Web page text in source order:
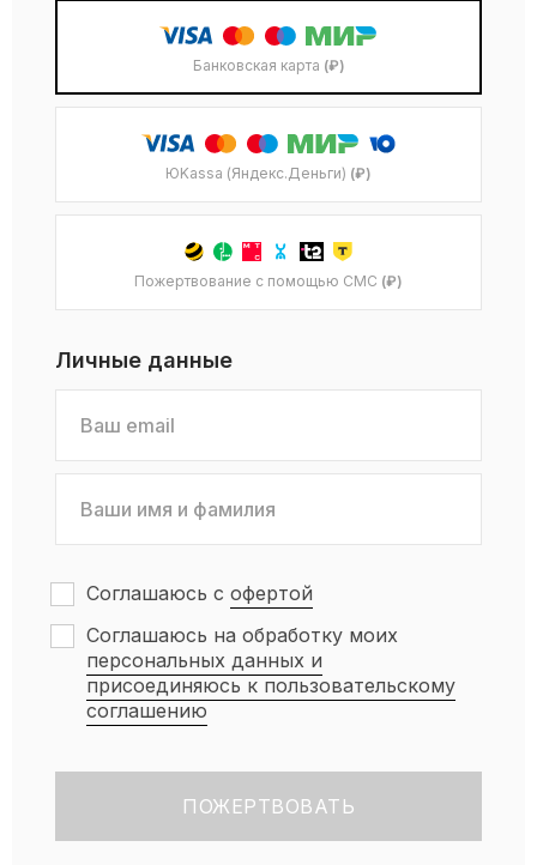
Банковская карта (₽)
ЮKassa (Яндекс.Деньги) (₽)
Пожертвование с помощью СМС (₽)
Личные данные
Соглашаюсь с офертой
Соглашаюсь на обработку моих
персональных данных и
присоединяюсь к пользовательскому
соглашению